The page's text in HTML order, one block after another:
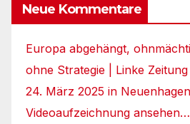
Neue Kommentare
Europa abgehängt,
ohne Strategie | Linke Zeitung
24. März 2025 in
Videoaufzeichnung ansehen…